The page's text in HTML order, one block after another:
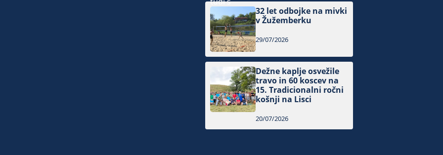
32 let odbojke na mivki
v Žužemberku
29/07/2026
Dežne kaplje osvežile
travo in 60 koscev na
15. Tradicionalni ročni
košnji na Lisci
20/07/2026